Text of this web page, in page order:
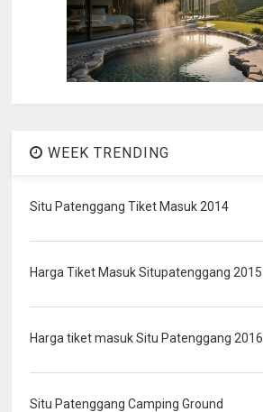
WEEK TRENDING
Situ Patenggang Tiket Masuk 2014
Harga Tiket Masuk Situpatenggang 2015
Harga tiket masuk Situ Patenggang 2016
Situ Patenggang Camping Ground